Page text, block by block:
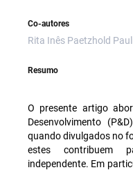
Co-autores
Rita Inês Paetzhold
Resumo
O presente artigo
Desenvolvimento
quando divulgados no
estes contribuem
independente. Em